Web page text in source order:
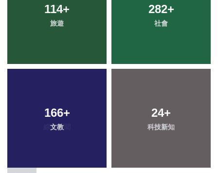
114+
旅遊
282+
社會
166+
文教
24+
科技新知